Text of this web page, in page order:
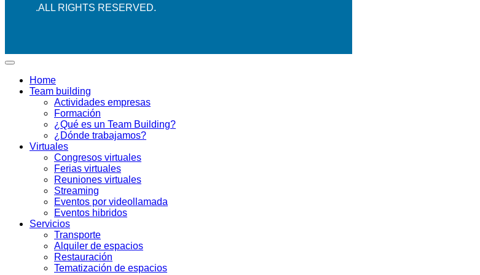
.ALL RIGHTS RESERVED.
Home
Team building
Actividades empresas
Formación
¿Qué es un Team Building?
¿Dónde trabajamos?
Virtuales
Congresos virtuales
Ferias virtuales
Reuniones virtuales
Streaming
Eventos por videollamada
Eventos hibridos
Servicios
Transporte
Alquiler de espacios
Restauración
Tematización de espacios